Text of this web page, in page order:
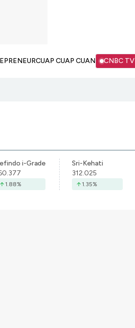
CUAP CUAP CUAN CNBC TV
i-Grade
1.88%
Sri-Kehati
312.025
1.35%